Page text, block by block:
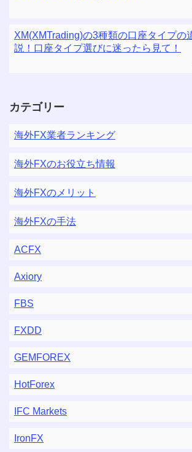
XM(XMTrading)の3種類の口座タイプの
説！口座タイプ選びに迷ったら見て！
カテゴリー
海外FX業者ランキング
海外FXのお役立ち情報
海外FXのメリット
海外FXの手法
ACFX
Axiory
FBS
FXDD
GEMFOREX
HotForex
IFC Markets
IronFX